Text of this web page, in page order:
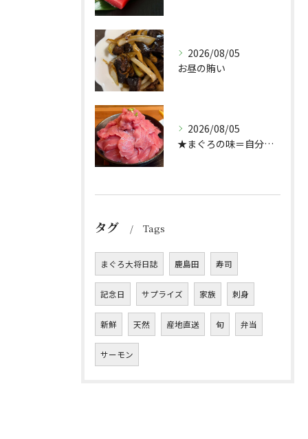
2026/08/05
お昼の賄い
2026/08/05
★まぐろの味＝自分好み？★
タグ Tags
まぐろ大将日誌 鹿島田 寿司
記念日 サプライズ 家族 刺身
新鮮 天然 産地直送 旬 弁当
サーモン